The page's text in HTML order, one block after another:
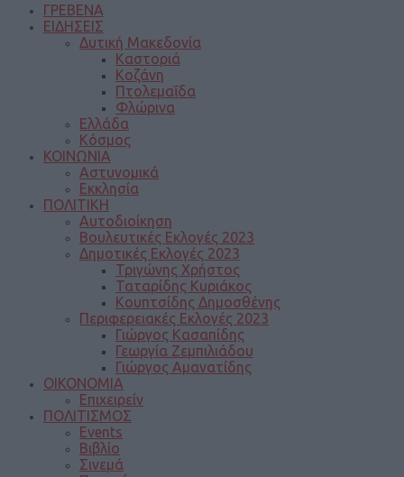
ΓΡΕΒΕΝΑ
ΕΙΔΗΣΕΙΣ
Δυτική Μακεδονία
Καστοριά
Κοζάνη
Πτολεμαΐδα
Φλώρινα
Ελλάδα
Κόσμος
ΚΟΙΝΩΝΙΑ
Αστυνομικά
Εκκλησία
ΠΟΛΙΤΙΚΗ
Αυτοδιοίκηση
Βουλευτικές Εκλογές 2023
Δημοτικές Εκλογές 2023
Τριγώνης Χρήστος
Ταταρίδης Κυριάκος
Κουπτσίδης Δημοσθένης
Περιφερειακές Εκλογές 2023
Γιώργος Κασαπίδης
Γεωργία Ζεμπιλιάδου
Γιώργος Αμανατίδης
ΟΙΚΟΝΟΜΙΑ
Επιχειρείν
ΠΟΛΙΤΙΣΜΟΣ
Events
Βιβλίο
Σινεμά